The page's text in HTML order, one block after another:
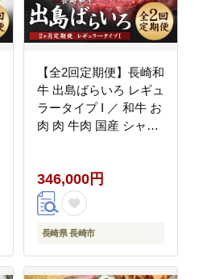
【全2回定期便】長崎和
牛 出島ばらいろ レギュ
ラータイプ I ／ 和牛 お
肉 肉 牛肉 国産 シャト
キ 長崎県 長崎市
346,000円
長崎県 長崎市